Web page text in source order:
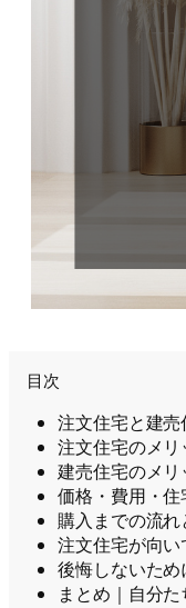
目次
注文住宅と建
注文住宅のメ
建売住宅のメ
価格・費用・
購入までの流
注文住宅が向
後悔しないため
まとめ｜自分